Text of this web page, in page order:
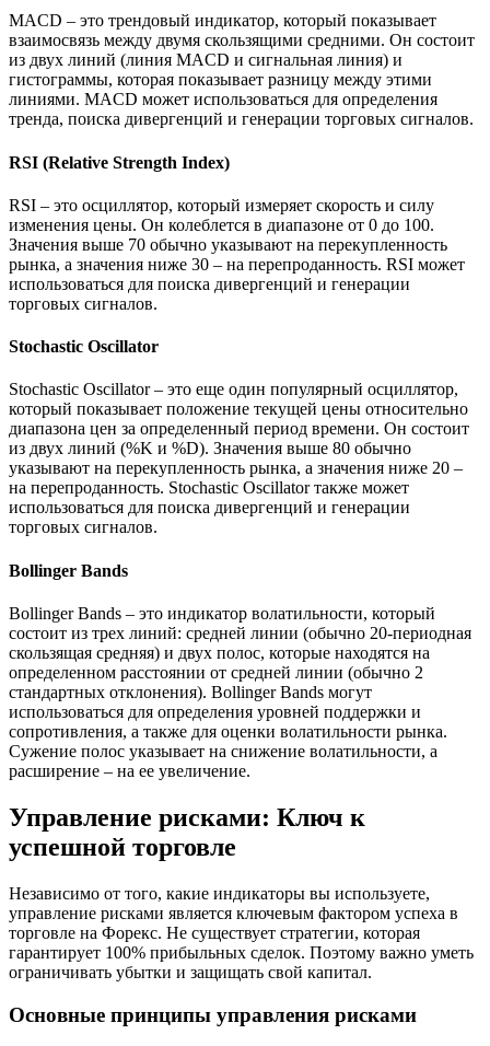
MACD – это трендовый индикатор, который показывает
взаимосвязь между двумя скользящими средними. Он состоит
из двух линий (линия MACD и сигнальная линия) и
гистограммы, которая показывает разницу между этими
линиями. MACD может использоваться для определения
тренда, поиска дивергенций и генерации торговых сигналов.
RSI (Relative Strength Index)
RSI – это осциллятор, который измеряет скорость и силу
изменения цены. Он колеблется в диапазоне от 0 до 100.
Значения выше 70 обычно указывают на перекупленность
рынка, а значения ниже 30 – на перепроданность. RSI может
использоваться для поиска дивергенций и генерации
торговых сигналов.
Stochastic Oscillator
Stochastic Oscillator – это еще один популярный осциллятор,
который показывает положение текущей цены относительно
диапазона цен за определенный период времени. Он состоит
из двух линий (%K и %D). Значения выше 80 обычно
указывают на перекупленность рынка, а значения ниже 20 –
на перепроданность. Stochastic Oscillator также может
использоваться для поиска дивергенций и генерации
торговых сигналов.
Bollinger Bands
Bollinger Bands – это индикатор волатильности, который
состоит из трех линий: средней линии (обычно 20-периодная
скользящая средняя) и двух полос, которые находятся на
определенном расстоянии от средней линии (обычно 2
стандартных отклонения). Bollinger Bands могут
использоваться для определения уровней поддержки и
сопротивления, а также для оценки волатильности рынка.
Сужение полос указывает на снижение волатильности, а
расширение – на ее увеличение.
Управление рисками: Ключ к
успешной торговле
Независимо от того, какие индикаторы вы используете,
управление рисками является ключевым фактором успеха в
торговле на Форекс. Не существует стратегии, которая
гарантирует 100% прибыльных сделок. Поэтому важно уметь
ограничивать убытки и защищать свой капитал.
Основные принципы управления рисками